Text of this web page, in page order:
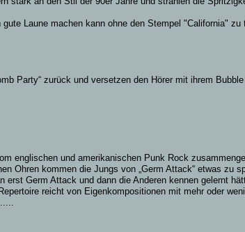
Laune machen kann ohne den Stempel "California" zu
Party“ zurück und versetzen den Hörer mit ihrem
und amerikanischen Punk Rock
Ohren kommen die Jungs von „Germ Attack“ etwas zu
erst Germ Attack und dann die Anderen kennen gelernt
reicht von Eigenkompositionen mit mehr oder